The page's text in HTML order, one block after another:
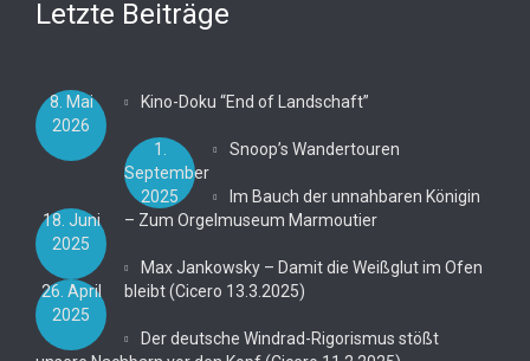
Letzte Beiträge
Kino-Doku “End of Landschaft”
8. Mai
2026
Snoop’s Wandertouren
1.
September
2025
Im Bauch der unnahbaren Königin
– Zum Orgelmuseum Marmoutier
18. Juni
2025
Max Jankowsky – Damit die Weißglut im Ofen
bleibt (Cicero 13.3.2025)
26. April
2025
Der deutsche Windrad-Rigorismus stößt